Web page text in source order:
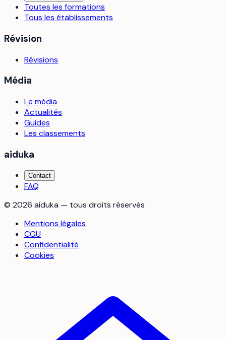
Toutes les formations
Tous les établissements
Révision
Révisions
Média
Le média
Actualités
Guides
Les classements
aiduka
Contact
FAQ
© 2026 aiduka — tous droits réservés
Mentions légales
CGU
Confidentialité
Cookies